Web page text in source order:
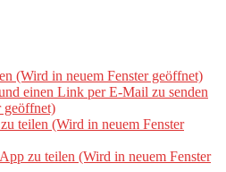
(Wird in neuem Fenster geöffnet)
einen Link per E-Mail zu senden
geöffnet)
teilen (Wird in neuem Fenster
zu teilen (Wird in neuem Fenster